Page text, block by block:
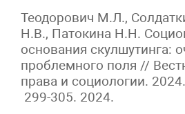
Теодорович М.Л.,
Н.В., Патокина Н.Н.
основания скулшутинга:
проблемного поля //
права и социологии.
299-305. 2024.